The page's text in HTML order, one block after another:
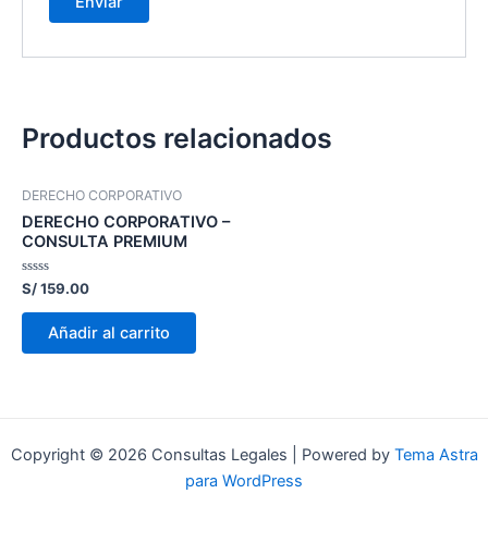
Productos relacionados
DERECHO CORPORATIVO
DERECHO CORPORATIVO –
CONSULTA PREMIUM
Valorado
con
0
S/159.00
Añadir al carrito
Copyright © 2026 Consultas Legales | Powered by Tema Astra
para WordPress